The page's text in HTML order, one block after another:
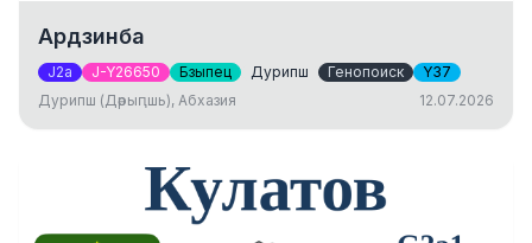
Ардзинба
J2a J-Y26650 Бзыпец Дурипш Генопоиск
Y37
Дурипш (Дәрыԥшь), Абхазия
12.07.2026